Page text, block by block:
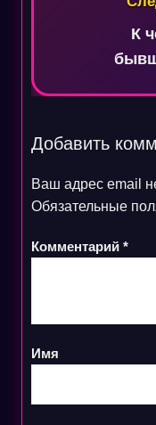
К
Добавить
Ваш адрес email
Обязательные
Комментарий *
Имя